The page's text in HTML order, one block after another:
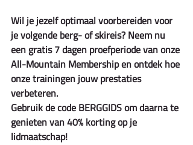
Wil je jezelf optimaal voorbereiden voor
je volgende berg- of skireis? Neem nu
een gratis 7 dagen proefperiode van onze
All-Mountain Membership en ontdek hoe
onze trainingen jouw prestaties
verbeteren.
Gebruik de code BERGGIDS om daarna te
genieten van 40% korting op je
lidmaatschap!